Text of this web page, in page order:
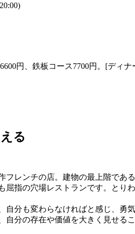
円、鉄板コース7700円。[ディ
る
フレンチの店。建物の最上階で
指の穴場レストランです。とり
自分も変わらなければと感じ、
分の存在や価値を大きく見せる